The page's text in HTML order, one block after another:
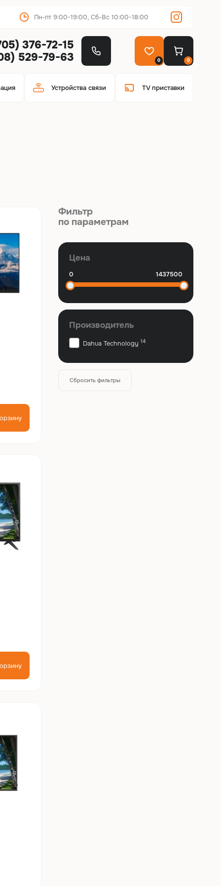
Пн-пт 9:00-19:00, Сб-Вс 10:00-18:00
376-72-15
529-79-63
0 0
Устройства связи TV приставки
Фильтр
по параметрам
Цена
Производитель
Dahua Technology 14
Сбросить фильтры